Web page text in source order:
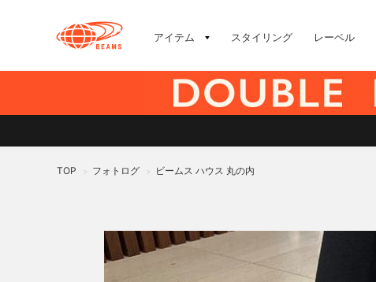
アイテム スタイリング レーベル
TOP > フォトログ > ビームス ハウス 丸の内